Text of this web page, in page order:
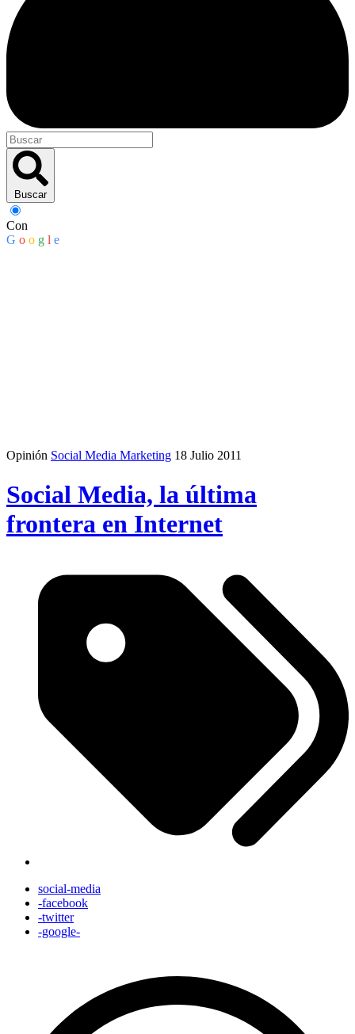
Buscar
Con
G o o g l e
Opinión Social Media Marketing 18 Julio 2011
Social Media, la última
frontera en Internet
social-media
-facebook
-twitter
-google-